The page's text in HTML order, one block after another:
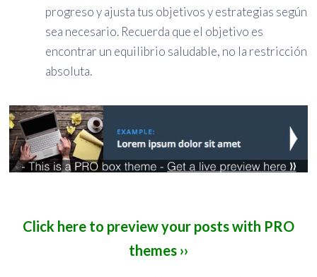
progreso y ajusta tus objetivos y estrategias según
sea necesario. Recuerda que el objetivo es
encontrar un equilibrio saludable, no la restricción
absoluta.
Click here to preview your posts with PRO
themes ››